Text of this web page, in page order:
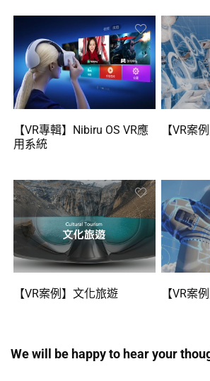
【VR專輯】Nibiru OS VR應
用系統
【VR案
【VR案例】文化旅遊 【VR案
We will be happy to hear your